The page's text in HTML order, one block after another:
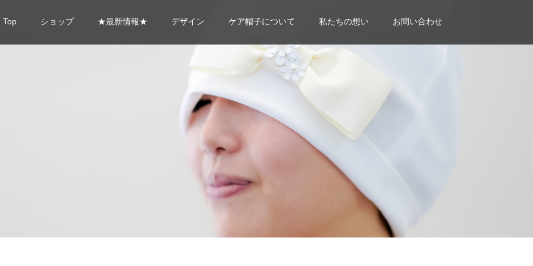
Top ショップ ★最新情報★ デザイン ケア帽子について 私たちの想い お問い合わせ